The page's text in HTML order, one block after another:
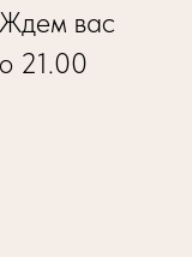
вас
21.00